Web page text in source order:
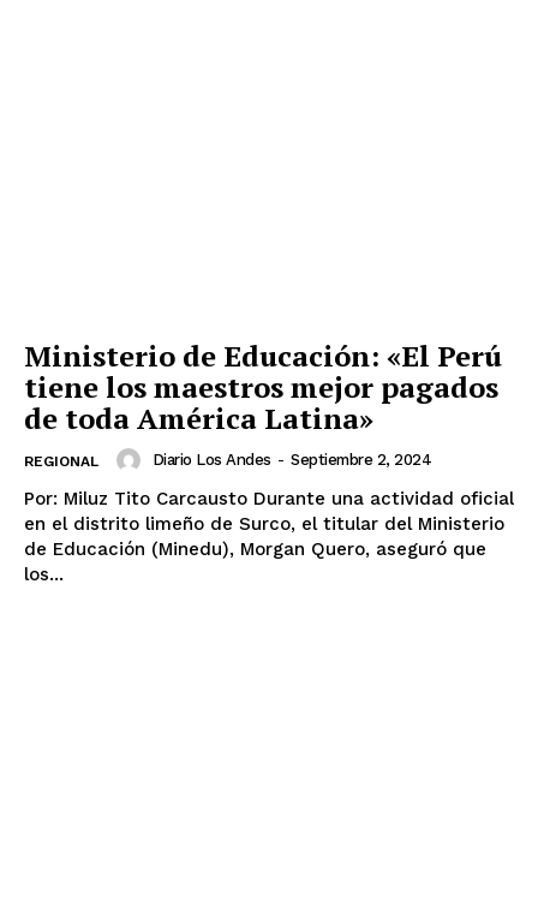
Ministerio de Educación: «El Perú
tiene los maestros mejor pagados
de toda América Latina»
REGIONAL Diario Los Andes - Septiembre 2, 2024
Por: Miluz Tito Carcausto Durante una actividad oficial
en el distrito limeño de Surco, el titular del Ministerio
de Educación (Minedu), Morgan Quero, aseguró que
los...